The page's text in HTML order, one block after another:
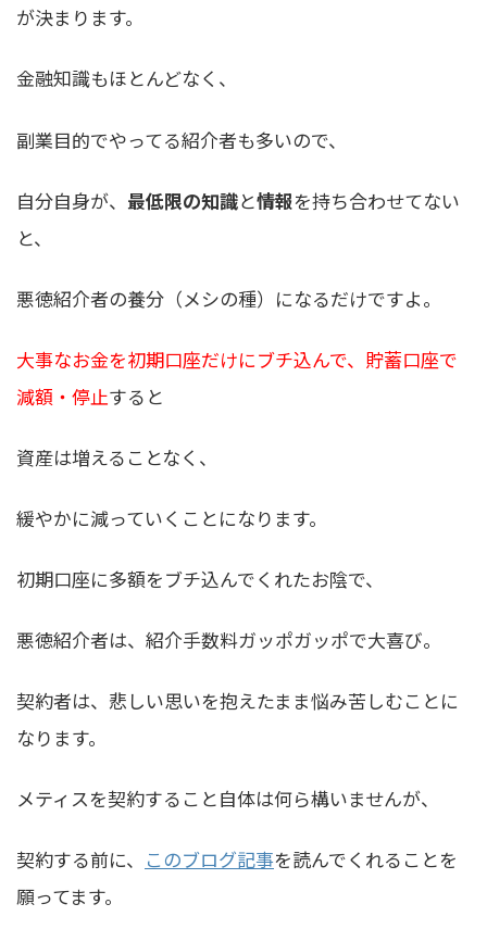
が決まります。
金融知識もほとんどなく、
副業目的でやってる紹介者も多いので、
自分自身が、 最低限の知識と情報を持ち合わせてない
と、
悪徳紹介者の養分（メシの種）になるだけですよ。
大事なお金を初期口座だけにブチ込んで、貯蓄口座で
減額・停止すると
資産は増えることなく、
緩やかに減っていくことになります。
初期口座に多額をブチ込んでくれたお陰で、
悪徳紹介者は、紹介手数料ガッポガッポで大喜び。
契約者は、悲しい思いを抱えたまま悩み苦しむことに
なります。
メティスを契約すること自体は何ら構いませんが、
契約する前に、 このブログ記事を読んでくれることを
願ってます。